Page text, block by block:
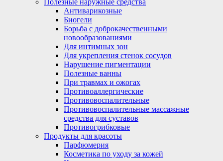
Полезные наружные средства
Антиварикозные
Биогели
Борьба с доброкачественными
новообразованиями
Для интимных зон
Для укрепления стенок сосудов
Нарушение пигментации
Полезные ванны
При травмах и ожогах
Противоаллергические
Противовоспалительные
Противовоспалительные массажные
средства для суставов
Противогрибковые
Продукты для красоты
Парфюмерия
Косметика по уходу за кожей